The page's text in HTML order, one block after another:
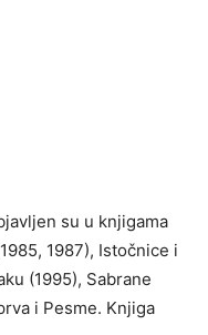
su u knjigama
1987), Istočnice i
(1995), Sabrane
i Pesme. Knjiga